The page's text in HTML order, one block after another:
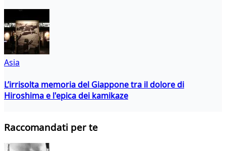
Asia
L’irrisolta memoria del Giappone tra il dolore di
Hiroshima e l'epica dei kamikaze
Raccomandati per te